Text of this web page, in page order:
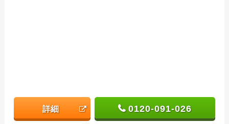
詳細 0120-091-026